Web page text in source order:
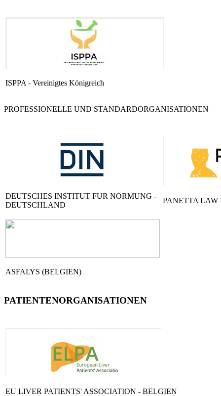
ISPPA - Vereinigtes Königreich
PROFESSIONELLE UND STANDARDORGANISATIONEN
DEUTSCHES INSTITUT FUR NORMUNG -
DEUTSCHLAND
PANETTA
ASFALYS (BELGIEN)
PATIENTENORGANISATIONEN
EU LIVER PATIENTS' ASSOCIATION - BELGIEN